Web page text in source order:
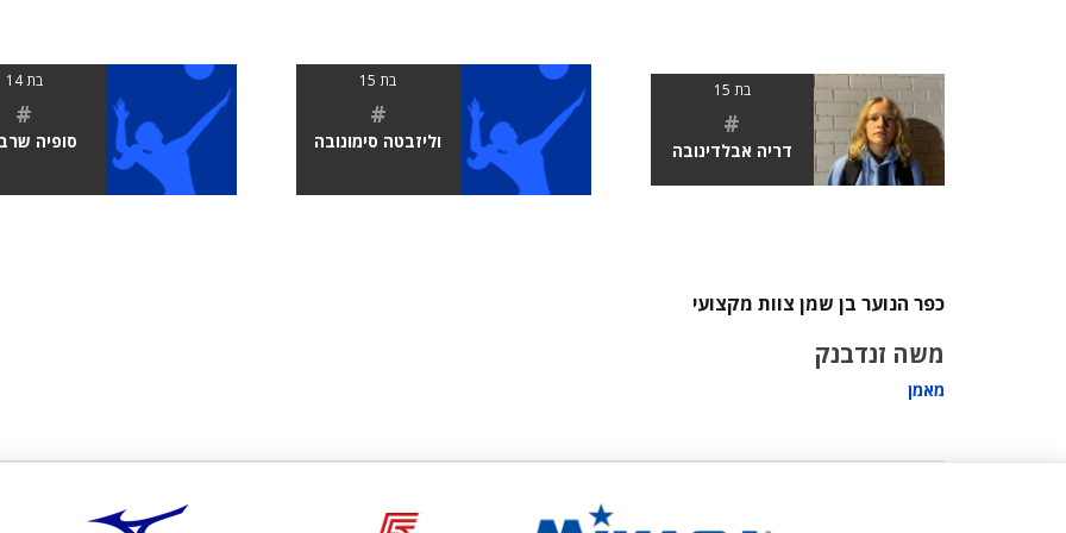
בת 15
#
דריה אבלדינובה
בת 15
#
וליזבטה סימונובה
בת 14
#
סופיה
כפר הנוער בן שמן צוות מקצועי
משה זנדבנק
מאמן